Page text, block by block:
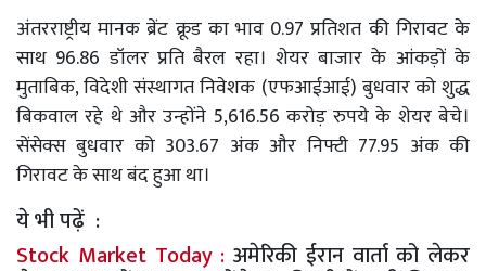
अंतरराष्ट्रीय मानक ब्रेंट क्रूड का भाव 0.97 प्रतिशत की गिरावट के
साथ 96.86 डॉलर प्रति बैरल रहा। शेयर बाजार के आंकड़ों के
मुताबिक, विदेशी संस्थागत निवेशक (एफआईआई) बुधवार को शुद्ध
बिकवाल रहे थे और उन्होंने 5,616.56 करोड़ रुपये के शेयर बेचे।
सेंसेक्स बुधवार को 303.67 अंक और निफ्टी 77.95 अंक की
गिरावट के साथ बंद हुआ था।
ये भी पढ़ें :
Stock Market Today : अमेरिकी ईरान वार्ता को लेकर